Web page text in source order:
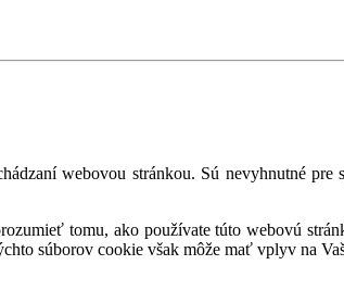
webovou stránkou. Sú nevyhnutné
tomu, ako používate túto webovú
súborov cookie však môže mať vplyv na